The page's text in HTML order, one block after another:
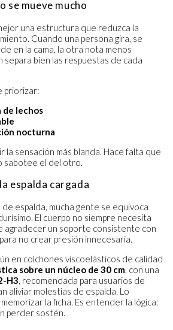
se mueve mucho
una estructura que reduzca la
Cuando una persona gira, se
en la cama, la otra nota menos
separa bien las respuestas de cada
priorizar:
de lechos
nocturna
la sensación más blanda. Hace falta que
sabotee el del otro.
espalda cargada
espalda, mucha gente se equivoca
El cuerpo no siempre necesita
agradecer un soporte consistente con
no crear presión innecesaria.
en colchones viscoelásticos de calidad
sobre un núcleo de 30 cm, con una
H3, recomendada para usuarios de
aliviar molestias de espalda. Lo
la ficha. Es entender la lógica:
perder sostén.